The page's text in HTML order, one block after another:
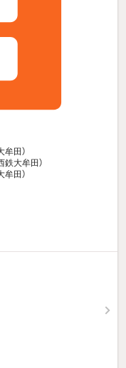
牟田）
鉄大牟田）
牟田）